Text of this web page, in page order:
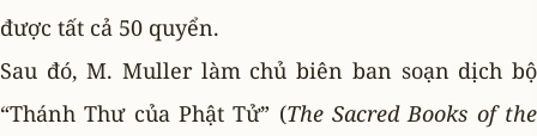
được tất cả 50 quyển.
Sau đó, M. Muller làm chủ biên ban soạn dịch bộ
“Thánh Thư của Phật Tử” (The Sacred Books of the